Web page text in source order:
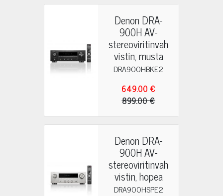
Denon DRA-
900H AV-
stereoviritinvah
vistin, musta
DRA900HBKE2
649.00 €
899.00 €
Denon DRA-
900H AV-
stereoviritinvah
vistin, hopea
DRA900HSPE2